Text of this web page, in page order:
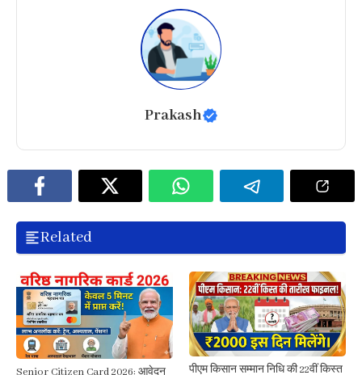
Prakash
Related
Senior Citizen Card 2026: आवेदन
पीएम किसान सम्मान निधि की 22वीं किस्त